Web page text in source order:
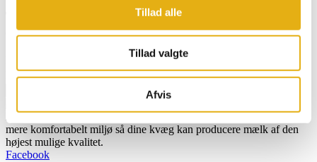
Tillad alle
Tillad valgte
Afvis
Tilmeld dig vores nyhedsbrev og få opdatering
direkte i din indbakke
Email
BOBMAN er specifikt udviklet til at skabe et renere, sundere og
mere komfortabelt miljø så dine kvæg kan producere mælk af den
højest mulige kvalitet.
Facebook